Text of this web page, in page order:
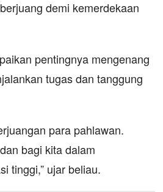
demi kemerdekaan
pentingnya mengenang
tugas dan tanggung
para pahlawan.
bagi kita dalam
tinggi,” ujar beliau.